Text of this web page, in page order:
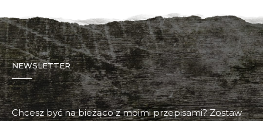
NEWSLETTER
Chcesz być na bieżąco z moimi przepisami? Zostaw